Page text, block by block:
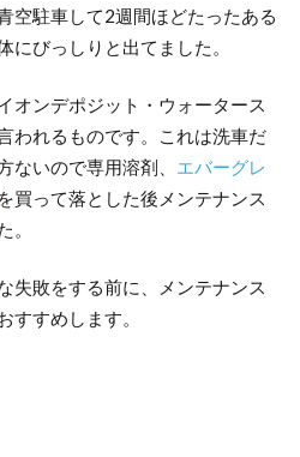
空駐車して2週間ほどたったある
にびっしりと出てました。
オンデポジット・ウォータース
われるものです。これは洗車だ
ないので専用溶剤、 エバーグレ
を買って落とした後メンテナンス
。
失敗をする前に、メンテナンス
すすめします。